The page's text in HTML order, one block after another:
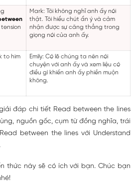
Mark: Tôi không nghĩ anh ấy nói
thật. Tôi hiểu chút ẩn ý và cảm
nhận được sự căng thẳng trong
giọng nói của anh ấy.
to him
Emily: Có lẽ chúng ta nên nói
chuyện với anh ấy và xem liệu có
điều gì khiến anh ấy phiền muộn
không.
giải đáp chi tiết Read between the lines
nguồn gốc, cụm từ đồng nghĩa, trái
between the lines với Understand
thức này sẽ có ích với bạn. Chúc bạn